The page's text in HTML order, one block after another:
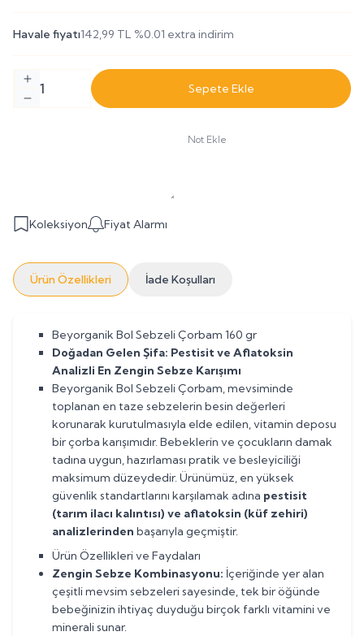
Havale fiyatı142,99 TL %0.01 extra indirim
Sepete Ekle
Not Ekle
Koleksiyon Fiyat Alarmı
Ürün Özellikleri İade Koşulları
Beyorganik Bol Sebzeli Çorbam 160 gr
Doğadan Gelen Şifa: Pestisit ve Aflatoksin
Analizli En Zengin Sebze Karışımı
Beyorganik Bol Sebzeli Çorbam, mevsiminde
toplanan en taze sebzelerin besin değerleri
korunarak kurutulmasıyla elde edilen, vitamin deposu
bir çorba karışımıdır. Bebeklerin ve çocukların damak
tadına uygun, hazırlaması pratik ve besleyiciliği
maksimum düzeydedir. Ürünümüz, en yüksek
güvenlik standartlarını karşılamak adına pestisit
(tarım ilacı kalıntısı) ve aflatoksin (küf zehiri)
analizlerinden başarıyla geçmiştir.
Ürün Özellikleri ve Faydaları
Zengin Sebze Kombinasyonu: İçeriğinde yer alan
çeşitli mevsim sebzeleri sayesinde, tek bir öğünde
bebeğinizin ihtiyaç duyduğu birçok farklı vitamini ve
minerali sunar.